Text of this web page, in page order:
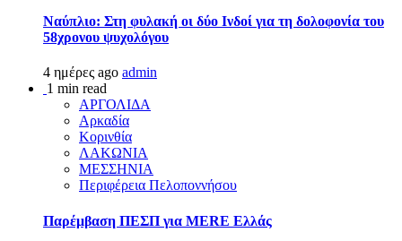
Ναύπλιο: Στη φυλακή οι δύο Ινδοί για τη δολοφονία του
58χρονου ψυχολόγου
4 ημέρες ago admin
1 min read
ΑΡΓΟΛΙΔΑ
Αρκαδία
Κορινθία
ΛΑΚΩΝΙΑ
ΜΕΣΣΗΝΙΑ
Περιφέρεια Πελοποννήσου
Παρέμβαση ΠΕΣΠ για MERE Ελλάς